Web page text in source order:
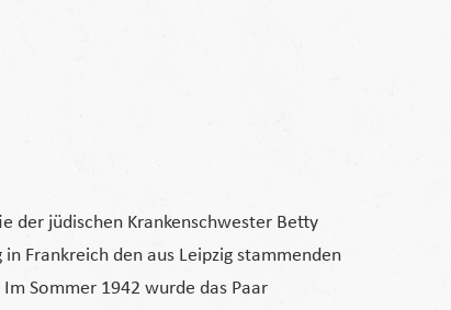
der jüdischen Krankenschwester Betty
Frankreich den aus Leipzig stammenden
Sommer 1942 wurde das Paar